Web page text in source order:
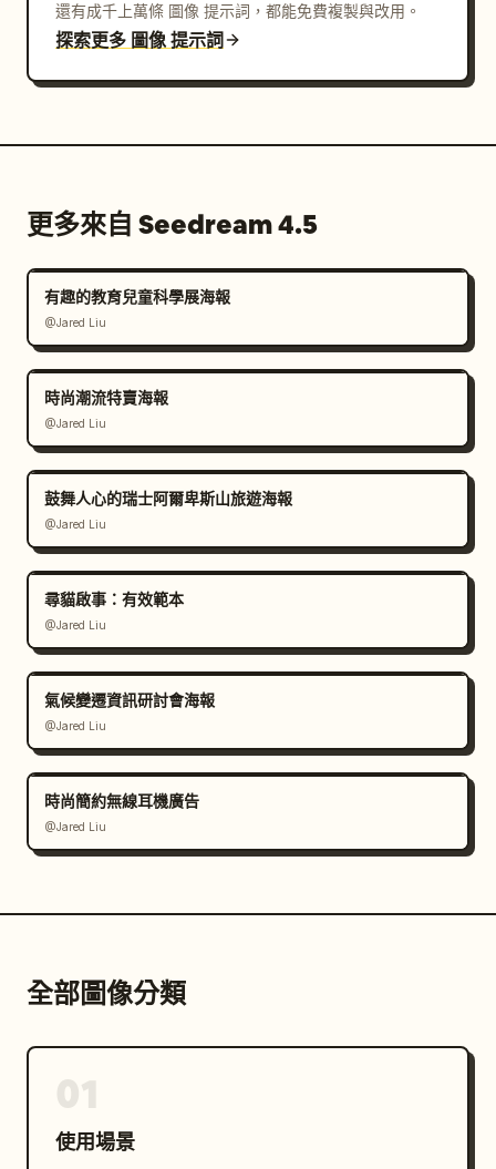
還有成千上萬條 圖像 提示詞，都能免費複製與改用。
探索更多 圖像 提示詞
更多來自 Seedream 4.5
有趣的教育兒童科學展海報
@Jared Liu
時尚潮流特賣海報
@Jared Liu
鼓舞人心的瑞士阿爾卑斯山旅遊海報
@Jared Liu
尋貓啟事：有效範本
@Jared Liu
氣候變遷資訊研討會海報
@Jared Liu
時尚簡約無線耳機廣告
@Jared Liu
全部圖像分類
使用場景